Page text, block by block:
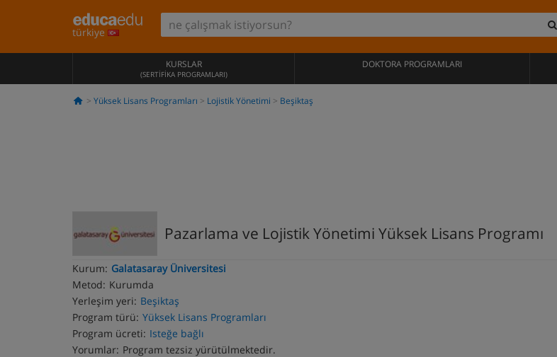
türkiye
KURSLAR
(SERTIFIKA PROGRAMLARI)
DOKTORA PROGRAMLARI
Yüksek Lisans Programları Lojistik Yönetimi Beşiktaş
Pazarlama ve Lojistik Yönetimi Yüksek Lisans Programı
Kurum: Galatasaray Üniversitesi
Metod: Kurumda
Yerleşim yeri: Beşiktaş
Program türü: Yüksek Lisans Programları
Program ücreti: Isteğe bağlı
Yorumlar: Program tezsiz yürütülmektedir.